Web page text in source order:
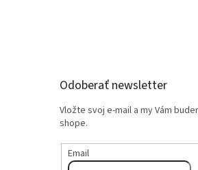
Odoberať newsletter
Vložte svoj e-mail a my Vám
shope.
Email